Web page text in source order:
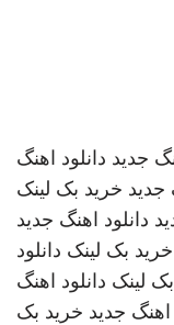
جدید دانلود اهنگ
جدید خرید بک لینک
دانلود اهنگ جدید
خرید بک لینک دانلود
لینک دانلود اهنگ
اهنگ جدید خرید بک